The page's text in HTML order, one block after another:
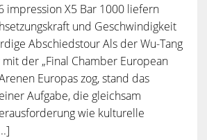
impression X5 Bar 1000 liefern
und Geschwindigkeit
Abschiedstour Als der Wu-Tang
der „Final Chamber European
Europas zog, stand das
Aufgabe, die gleichsam
wie kulturelle